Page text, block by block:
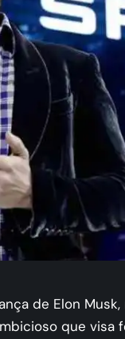
de Elon
que